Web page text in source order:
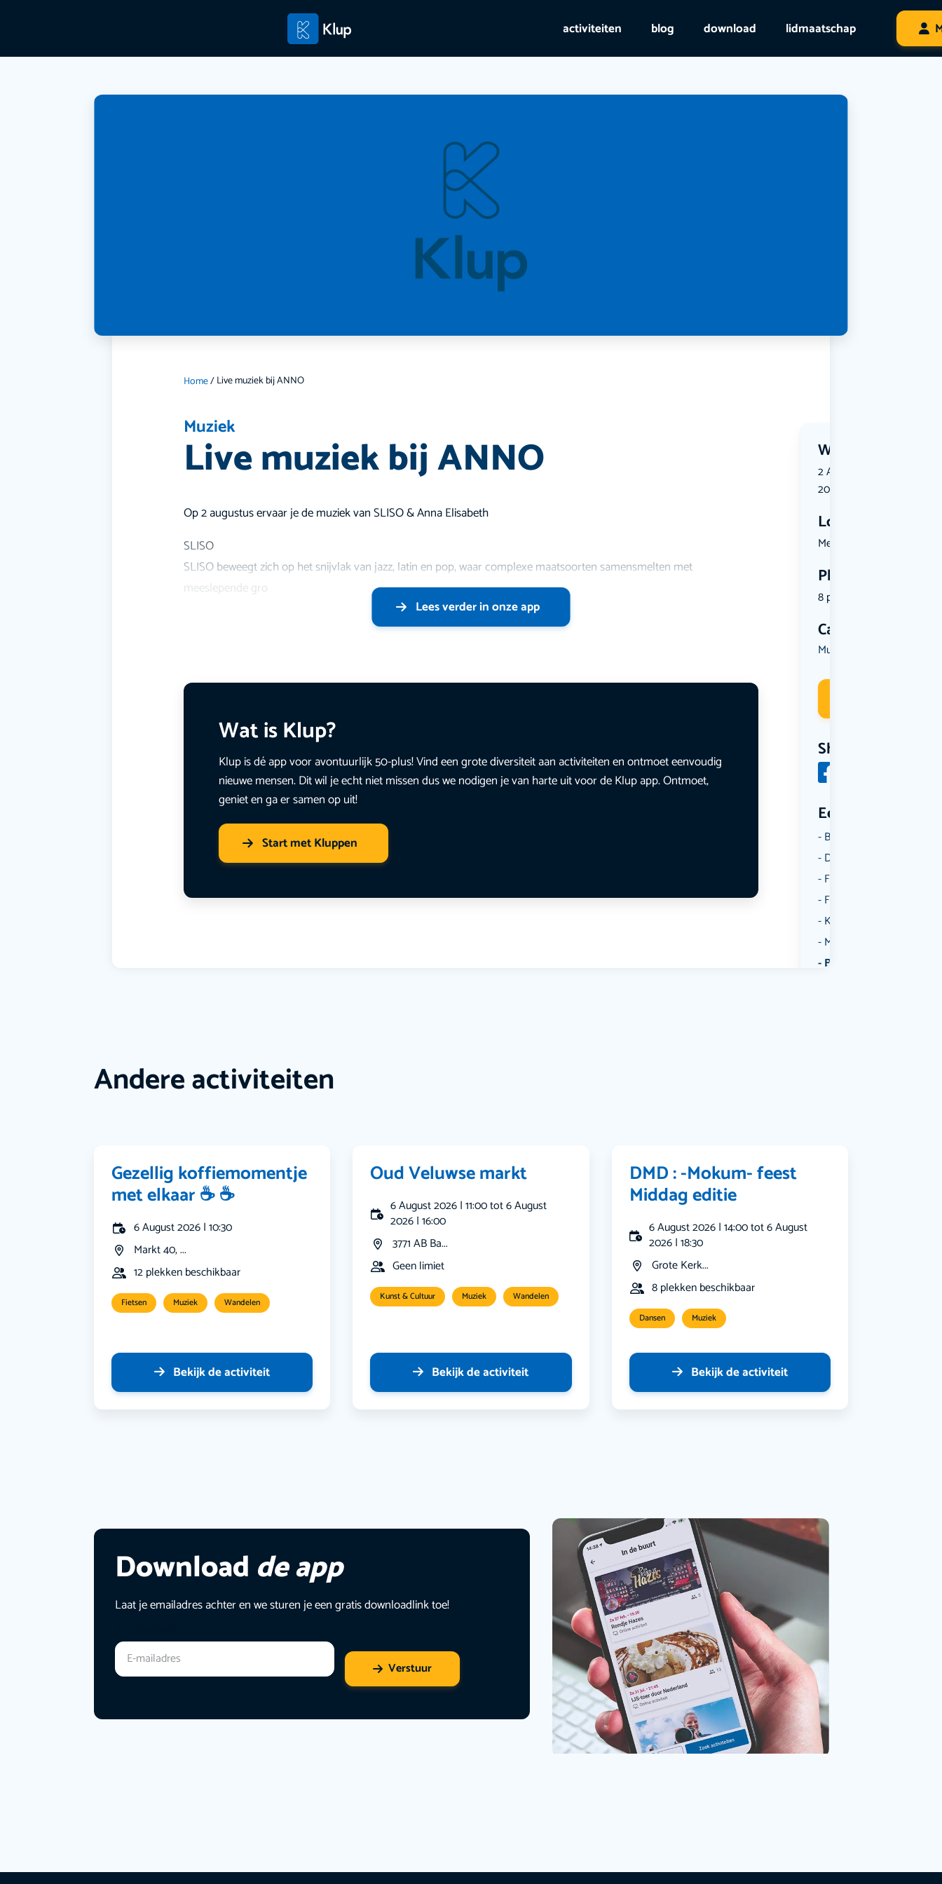
activiteiten blog download lidmaatschap
Home/Live muziek bij ANNO
Muziek
Live muziek bij ANNO Wanneer?
2 August 2026 | 14:00 tot
2026 | 17:00
Locatie
Melkmarkt ...
Plekken
8 plekken beschikbaar
Categorie
Muziek
Share
Een aantal
Borrelen
Dansen
Fietsen
Film
Kunst & Cultuur
Muziek
Bekijk alle categorieën
Op 2 augustus ervaar je de muziek van SLISO & Anna Elisabeth
SLISO
SLISO beweegt zich op het snijvlak van jazz, latin en pop, waar complexe maatsoorten samensmelten met
meeslepende gro
Lees verder in onze app
Wat is Klup?
Klup is dé app voor avontuurlijk 50-plus! Vind een grote diversiteit aan activiteiten en ontmoet eenvoudig
nieuwe mensen. Dit wil je echt niet missen dus we nodigen je van harte uit voor de Klup app. Ontmoet,
geniet en ga er samen op uit!
Start met Kluppen
Andere activiteiten
Gezellig koffiemomentje
met elkaar ☕️ ☕️
6 August 2026 | 10:30
Markt 40, ...
12 plekken beschikbaar
Fietsen Muziek Wandelen
Bekijk de activiteit
Oud Veluwse markt
6 August 2026 | 11:00 tot 6 August
2026 | 16:00
3771 AB Ba...
Geen limiet
Kunst & Cultuur Muziek Wandelen
Bekijk de activiteit
DMD : -Mokum- feest
Middag editie
6 August 2026 | 14:00 tot 6 August
2026 | 18:30
Grote Kerk...
8 plekken beschikbaar
Dansen Muziek
Bekijk de activiteit
Download de app
Laat je emailadres achter en we sturen je een gratis downloadlink toe!
Verstuur